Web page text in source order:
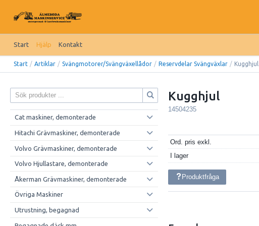
Start Hjälp Kontakt
Start / Artiklar / Svängmotorer/Svängväxellådor / Reservdelar Svängväxlar / Kugghjul
Cat maskiner, demonterade
Hitachi Grävmaskiner, demonterade
Volvo Grävmaskiner, demonterade
Volvo Hjullastare, demonterade
Åkerman Grävmaskiner, demonterade
Övriga Maskiner
Utrustning, begagnad
Kugghjul
14504235
Ord. pris exkl.
I lager
Produktfråga